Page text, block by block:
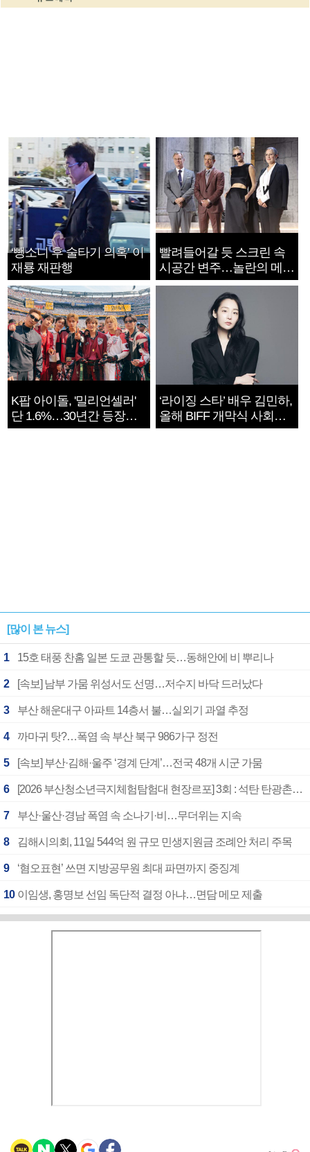
‘뺑소니 후 술타기 의혹’ 이
재룡 재판행
빨려들어갈 듯 스크린 속
시공간 변주…놀란의 메시
지는 ‘전쟁 속죄’
K팝 아이돌, '밀리언셀러'
단 1.6%…30년간 등장
1182개팀 전수조사
‘라이징 스타’ 배우 김민하,
올해 BIFF 개막식 사회자
확정
[많이 본 뉴스]
1 15호 태풍 찬홈 일본 도쿄 관통할 듯…동해안에 비 뿌리나
2 [속보] 남부 가뭄 위성서도 선명…저수지 바닥 드러났다
3 부산 해운대구 아파트 14층서 불…실외기 과열 추정
4 까마귀 탓?…폭염 속 부산 북구 986가구 정전
5 [속보] 부산·김해·울주 ‘경계 단계’…전국 48개 시군 가뭄
6 [2026 부산청소년극지체험탐험대 현장르포] 3회 : 석탄 탄광촌에서 북극 연구의 중심지로
7 부산·울산·경남 폭염 속 소나기·비…무더위는 지속
8 김해시의회, 11일 544억 원 규모 민생지원금 조례안 처리 주목
9 ‘혐오표현’ 쓰면 지방공무원 최대 파면까지 중징계
10 이임생, 홍명보 선임 독단적 결정 아냐…면담 메모 제출